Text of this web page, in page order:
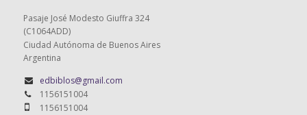
Pasaje José Modesto Giuffra 324
(C1064ADD)
Ciudad Autónoma de Buenos Aires
Argentina
edbiblos@gmail.com
1156151004
1156151004